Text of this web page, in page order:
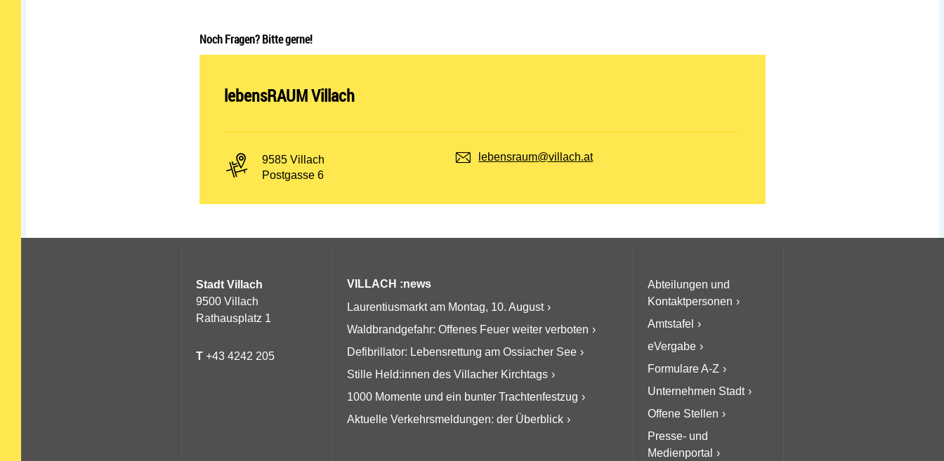
Noch Fragen? Bitte gerne!
Abteilung öffnen:
lebensRAUM Villach
PLZ und Ort:
9585 Villach
Adresse:
Postgasse 6
E-Mail:
lebensraum@villach.at
Stadt Villach
9500 Villach
Rathausplatz 1
T +43 4242 205
VILLACH :news
Laurentiusmarkt am Montag, 10. August
Waldbrandgefahr: Offenes Feuer weiter verboten
Defibrillator: Lebensrettung am Ossiacher See
Stille Held:innen des Villacher Kirchtags
1000 Momente und ein bunter Trachtenfestzug
Aktuelle Verkehrsmeldungen: der Überblick
Abteilungen und
Kontaktpersonen
Amtstafel
eVergabe
Formulare A-Z
Unternehmen Stadt
Offene Stellen
Presse- und
Medienportal